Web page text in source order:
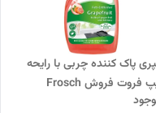
پاک کننده چربی با رایحه
گریپ فروت فروش Frosch